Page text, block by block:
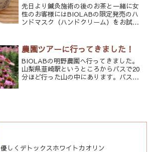
先日より鍼灸施術の後のお茶と一緒に女
性のお客様にはBIOLABの限定発売のハ
ンドマスク（ハンドクリーム）をお試し
が疎かになってしまいます。ここ最近で
はみなさん消毒液での...
農園ツアーに行ってきました！
BIOLABの明野農園へ行ってきました。
山梨県韮崎駅というところからバスで20
分ほど行った山の中にあります。バスに
優しくデトックスホワイトカオリン